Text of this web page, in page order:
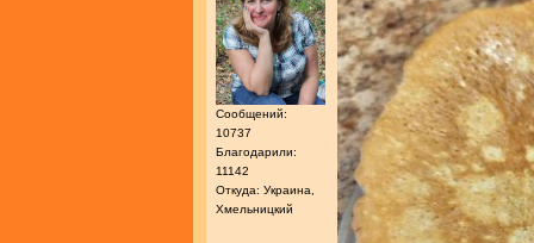
Сообщений:
10737
Благодарили:
11142
Откуда: Украина,
Хмельницкий